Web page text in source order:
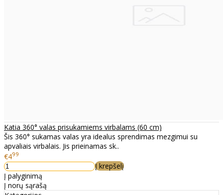
Katia 360° valas prisukamiems virbalams (60 cm)
Šis 360° sukamas valas yra idealus sprendimas mezgimui su
apvaliais virbalais. Jis prieinamas sk..
€499
Į krepšelį
Į palyginimą
Į norų sąrašą